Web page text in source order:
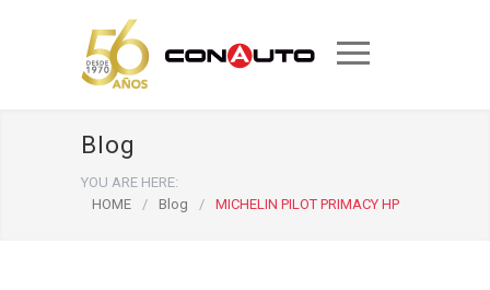
Blog
YOU ARE HERE:
HOME
/ Blog / MICHELIN PILOT PRIMACY HP